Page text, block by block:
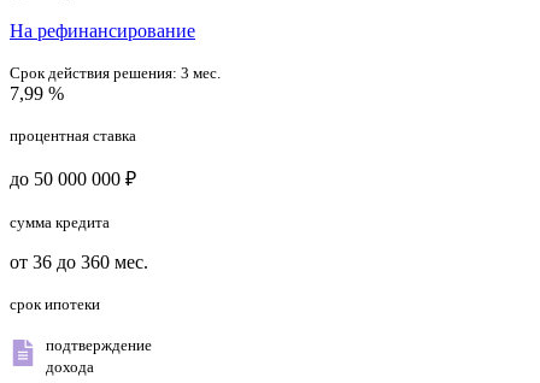
На рефинансирование
Срок действия решения: 3 мес.
7,99 %
процентная ставка
до 50 000 000 ₽
сумма кредита
от 36 до 360 мес.
срок ипотеки
подтверждение
дохода